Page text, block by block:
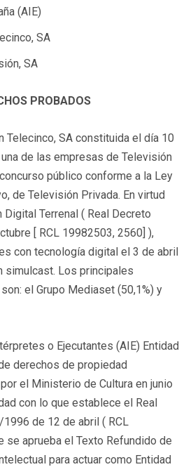
(AIE)
SA
SA
PROBADOS
Telecinco, SA constituida el día 10
de las empresas de Televisión
público conforme a la Ley
de Televisión Privada. En virtud
Terrenal ( Real Decreto
[ RCL 19982503, 2560] ),
con tecnología digital el 3 de abril
simulcast. Los principales
el Grupo Mediaset (50,1%) y
o Ejecutantes (AIE) Entidad
derechos de propiedad
el Ministerio de Cultura en junio
con lo que establece el Real
de 12 de abril ( RCL
se aprueba el Texto Refundido de
para actuar como Entidad